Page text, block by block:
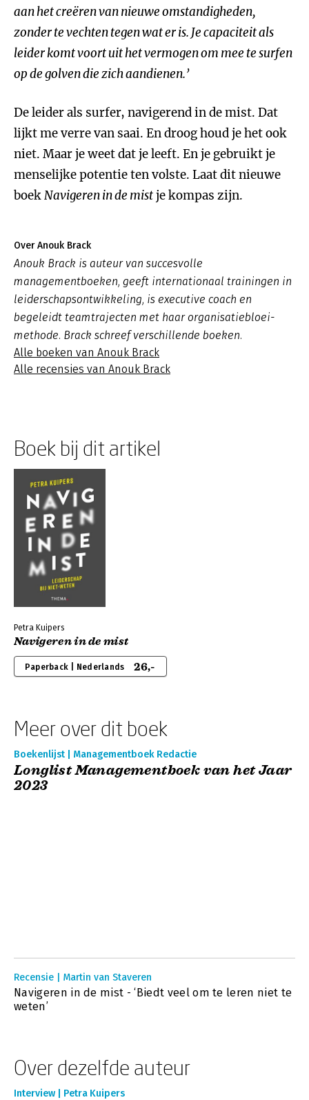
aan het creëren van nieuwe omstandigheden,
zonder te vechten tegen wat er is. Je capaciteit als
leider komt voort uit het vermogen om mee te surfen
op de golven die zich aandienen.’
De leider als surfer, navigerend in de mist. Dat
lijkt me verre van saai. En droog houd je het ook
niet. Maar je weet dat je leeft. En je gebruikt je
menselijke potentie ten volste. Laat dit nieuwe
boekNavigeren in de mistje kompas zijn.
Over Anouk Brack
Anouk Brack is auteur van succesvolle
managementboeken, geeft internationaal trainingen in
leiderschapsontwikkeling, is executive coach en
begeleidt teamtrajecten met haar organisatiebloei-
methode. Brack schreef verschillende boeken.
Alle boeken van Anouk Brack
Alle recensies van Anouk Brack
Boek bij dit artikel
Petra Kuipers
Navigeren in de mist
Paperback | Nederlands 26,-
Meer over dit boek
Boekenlijst | Managementboek Redactie
Longlist Managementboek van het Jaar
2023
Recensie | Martin van Staveren
Navigeren in de mist - ‘Biedt veel om te leren niet te
weten’
Over dezelfde auteur
Interview | Petra Kuipers